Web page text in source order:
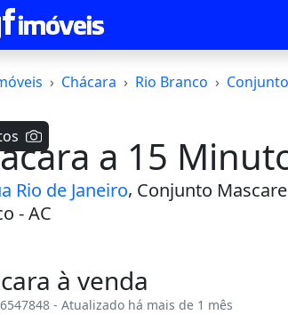
Chácara Rio Branco
a 15
Rio de Janeiro, Conjunto
- AC
à venda
- Atualizado há mais de 1 mês